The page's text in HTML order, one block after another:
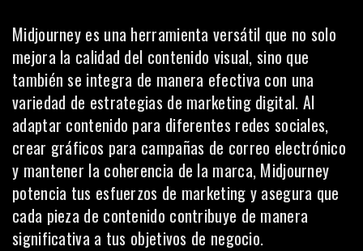
Midjourney es una herramienta versátil que no solo
mejora la calidad del contenido visual, sino que
también se integra de manera efectiva con una
variedad de estrategias de marketing digital. Al
adaptar contenido para diferentes redes sociales,
crear gráficos para campañas de correo electrónico
y mantener la coherencia de la marca, Midjourney
potencia tus esfuerzos de marketing y asegura que
cada pieza de contenido contribuye de manera
significativa a tus objetivos de negocio.